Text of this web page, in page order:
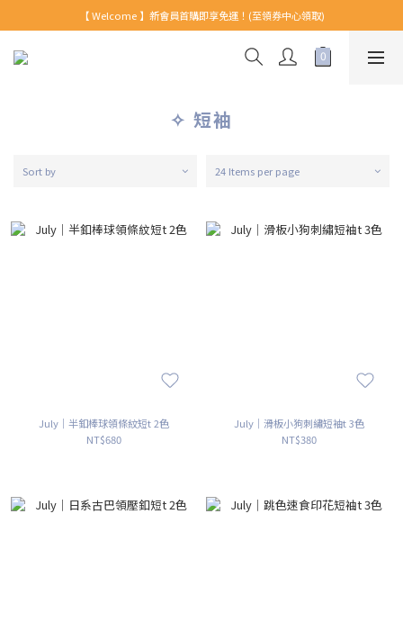
【 Welcome 】新會員首購即享免運！(至領券中心領取)
【 Welcome 】新會員首購即享免運！(至領券中心領取)
全館消費滿999免運！
✧ 短袖
Sort by 24 Items per page
July｜半釦棒球領條紋短t 2色
NT$680
July｜滑板小狗刺繡短袖t 3色
NT$380